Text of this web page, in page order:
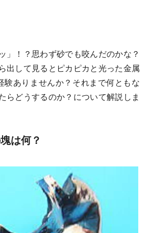
」！？思わず砂でも咬んだのかな？
出して見るとピカピカと光った金属
験ありませんか？それまで何ともな
らどうするのか？について解説しま
は何？